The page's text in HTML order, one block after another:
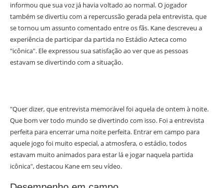
informou que sua voz já havia voltado ao normal. O jogador
também se divertiu com a repercussão gerada pela entrevista, que
se tornou um assunto comentado entre os fãs. Kane descreveu a
experiência de participar da partida no Estádio Azteca como
"icônica". Ele expressou sua satisfação ao ver que as pessoas
estavam se divertindo com a situação.
"Quer dizer, que entrevista memorável foi aquela de ontem à noite.
Que bom ver todo mundo se divertindo com isso. Foi a entrevista
perfeita para encerrar uma noite perfeita. Entrar em campo para
aquele jogo foi muito especial, a atmosfera, o estádio, todos
estavam muito animados para estar lá e jogar naquela partida
icônica", destacou Kane em seu vídeo.